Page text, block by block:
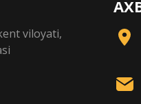
viloyati,